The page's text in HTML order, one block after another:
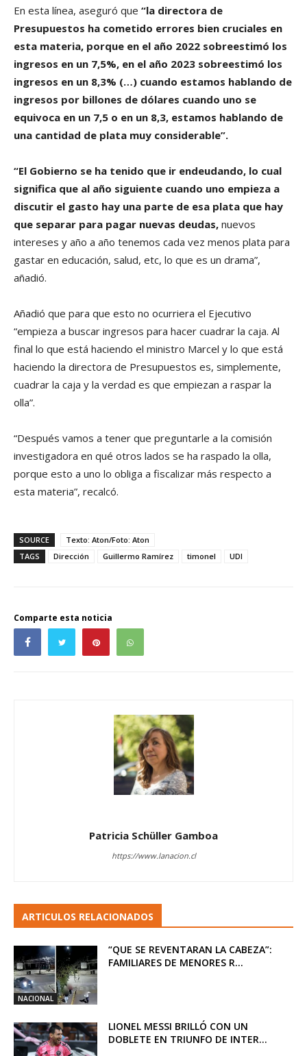
En esta línea, aseguró que “la directora de
Presupuestos ha cometido errores bien cruciales en
esta materia, porque en el año 2022 sobreestimó los
ingresos en un 7,5%, en el año 2023 sobreestimó los
ingresos en un 8,3% (…) cuando estamos hablando de
ingresos por billones de dólares cuando uno se
equivoca en un 7,5 o en un 8,3, estamos hablando de
una cantidad de plata muy considerable”.
“El Gobierno se ha tenido que ir endeudando, lo cual
significa que al año siguiente cuando uno empieza a
discutir el gasto hay una parte de esa plata que hay
que separar para pagar nuevas deudas, nuevos
intereses y año a año tenemos cada vez menos plata para
gastar en educación, salud, etc, lo que es un drama”,
añadió.
Añadió que para que esto no ocurriera el Ejecutivo
“empieza a buscar ingresos para hacer cuadrar la caja. Al
final lo que está haciendo el ministro Marcel y lo que está
haciendo la directora de Presupuestos es, simplemente,
cuadrar la caja y la verdad es que empiezan a raspar la
olla”.
“Después vamos a tener que preguntarle a la comisión
investigadora en qué otros lados se ha raspado la olla,
porque esto a uno lo obliga a fiscalizar más respecto a
esta materia”, recalcó.
SOURCE
Texto: Aton/Foto: Aton
TAGS
Dirección Guillermo Ramírez timonel UDI
Comparte esta noticia
Patricia Schüller Gamboa
https://www.lanacion.cl
ARTICULOS RELACIONADOS
NACIONAL
“QUE SE REVENTARAN LA CABEZA”:
FAMILIARES DE MENORES R...
LIONEL MESSI BRILLÓ CON UN
DOBLETE EN TRIUNFO DE INTER...